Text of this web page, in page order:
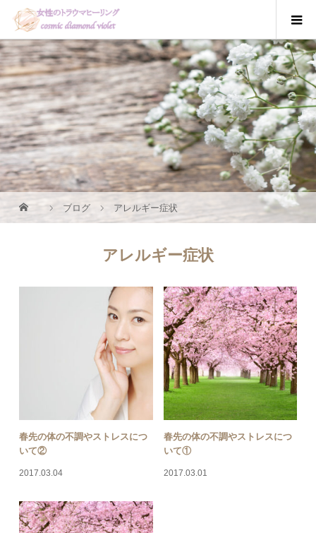
ブログ アレルギー症状
アレルギー症状
春先の体の不調やストレスにつ
いて②
2017.03.04
春先の体の不調やストレスにつ
いて①
2017.03.01